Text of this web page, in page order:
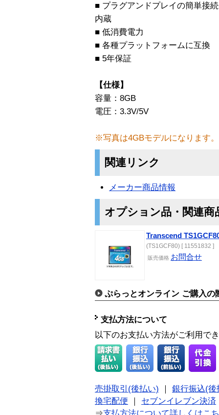
■ プラグアンドプレイの簡単接
内蔵
■ 低消費電力
■ 各種プラットフォームに互換
■ 5年保証
【仕様】
容量：8GB
電圧：3.3V/5V
※写真は4GBモデルになります。
関連リンク
メーカー商品情報
オプション品・関連商
Transcend
(TS1GCF80) [ 11551832 ]
販売価格 お問合せ
ぷらっとオンライン ご購入の
支払方法について
以下のお支払い方法がご利用で
売掛取引(後払い)
銀行振込(後
換宅配便
セブンイレブン決済